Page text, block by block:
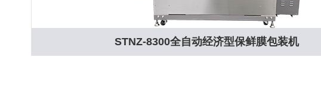
STNZ-8300全自动经济型保鲜膜包装机